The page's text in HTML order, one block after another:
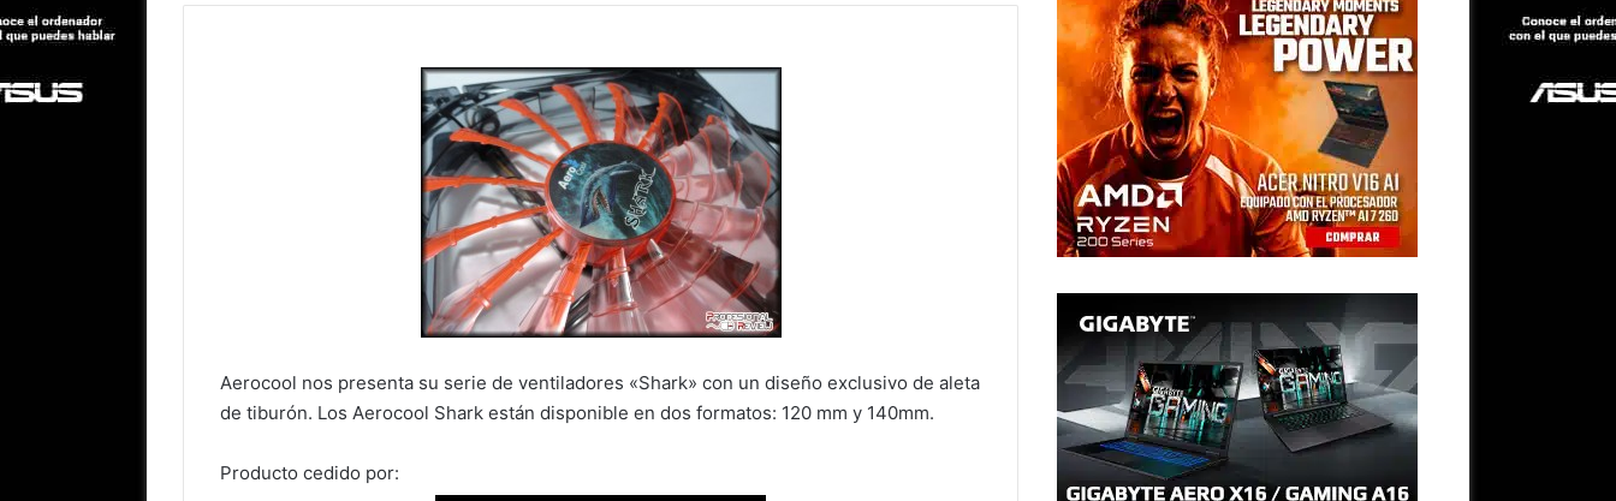
Aerocool nos presenta su serie de ventiladores «Shark» con un diseño exclusivo de aleta
de tiburón. Los Aerocool Shark están disponible en dos formatos: 120 mm y 140mm.
Producto cedido por: